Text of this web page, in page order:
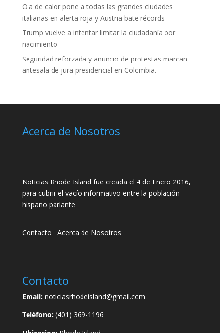
Ola de calor pone a todas las grandes ciudades
italianas en alerta roja y Austria bate récords
Trump vuelve a intentar limitar la ciudadanía por
nacimiento
Seguridad reforzada y anuncio de protestas marcan
antesala de jura presidencial en Colombia.
Acerca de Nosotros
Noticias Rhode Island fue creada el 4 de Enero 2016,
para cubrir el vacío informativo entre la población
hispano parlante
Contacto Acerca de Nosotros
Contacto
Email:noticiasrhodeisland@gmail.com
Teléfono:(401) 369-1196